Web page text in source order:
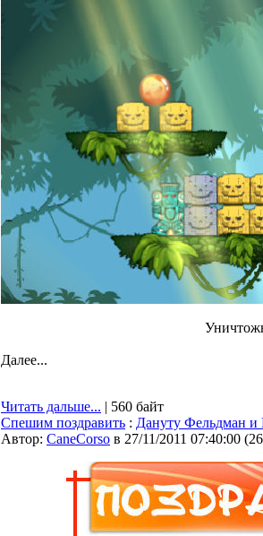
Далее...
Читать дальше... | 560 байт
Спешим поздравить : Дануту Фельдман и
Автор: CaneCorso в 27/11/2011 07:40:00 (